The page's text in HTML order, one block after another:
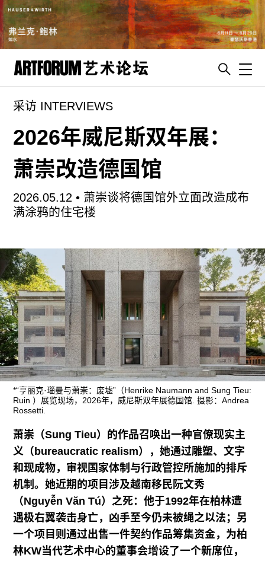
artguide
新闻
杂志
专栏
视频
ART & EDUCATION
广告
订阅
往期内容
联系我们
关注我们
采访 INTERVIEWS
2026年威尼斯双年展：
萧崇改造德国馆
2026.05.12 • 萧崇谈将德国馆外立面改造成布
满涂鸦的住宅楼
*“亨丽克·瑙曼与萧崇：废墟”（Henrike Naumann and Sung Tieu:
Ruin ）展览现场，2026年，威尼斯双年展德国馆. 摄影：Andrea
Rossetti.
萧崇（Sung Tieu）的作品召唤出一种官僚现实主
义（bureaucratic realism），她通过雕塑、文字
和现成物，审视国家体制与行政管控所施加的排斥
机制。她近期的项目涉及越南移民阮文秀
（Nguyễn Văn Tú）之死：他于1992年在柏林遭
遇极右翼袭击身亡，凶手至今仍未被绳之以法；另
一个项目则通过出售一件契约作品筹集资金，为柏
林KW当代艺术中心的董事会增设了一个新席位，